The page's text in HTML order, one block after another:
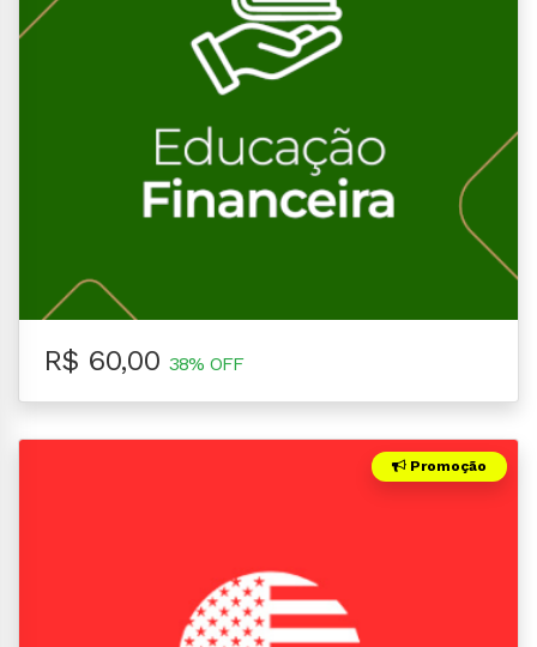
R$ 60,00 38% OFF
Promoção